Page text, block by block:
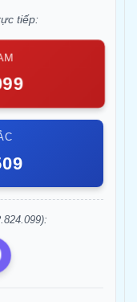
tiếp: